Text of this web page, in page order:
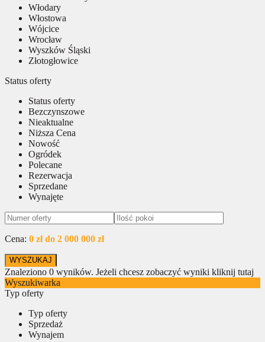
Włodary
Włostowa
Wójcice
Wrocław
Wyszków Śląski
Złotogłowice
Status oferty
Status oferty
Bezczynszowe
Nieaktualne
Niższa Cena
Nowość
Ogródek
Polecane
Rezerwacja
Sprzedane
Wynajęte
Cena: 0 zł do 2 000 000 zł
Znaleziono 0 wyników. Jeżeli chcesz zobaczyć wyniki kliknij tutaj
Wyszukiwarka
Typ oferty
Typ oferty
Sprzedaż
Wynajem